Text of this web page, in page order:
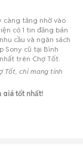
càng tăng nhờ vào
có 1 tin đăng bán
cầu và ngân sách
Sony cũ tại Bình
trên Chợ Tốt.
Tốt, chỉ mang tính
giá tốt nhất!